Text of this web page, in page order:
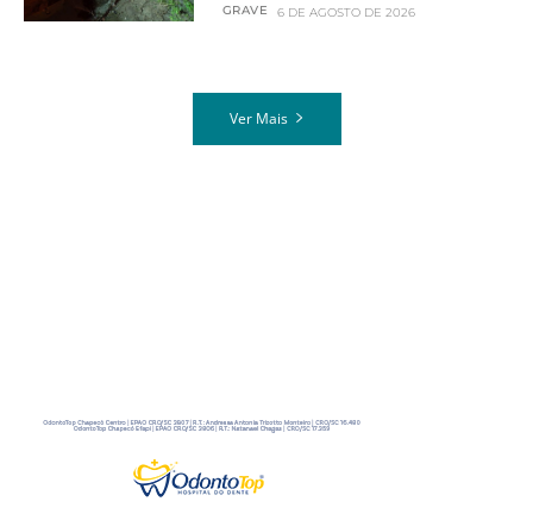
GRAVE 6 DE AGOSTO DE 2026
Ver Mais